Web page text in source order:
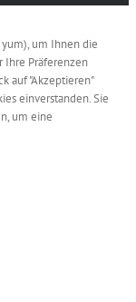
um Ihnen die
Ihre Präferenzen
auf "Akzeptieren"
einverstanden. Sie
um eine